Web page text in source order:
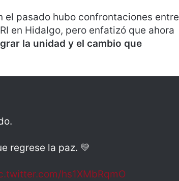
el pasado hubo confrontaciones entre
en Hidalgo, pero enfatizó que ahora
la unidad y el cambio que
regrese la paz. 💛
hs1XMbRqmO